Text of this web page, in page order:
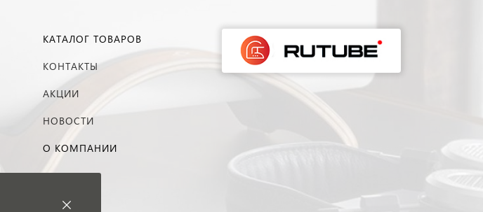
КАТАЛОГ ТОВАРОВ
КОНТАКТЫ
АКЦИИ
НОВОСТИ
О КОМПАНИИ